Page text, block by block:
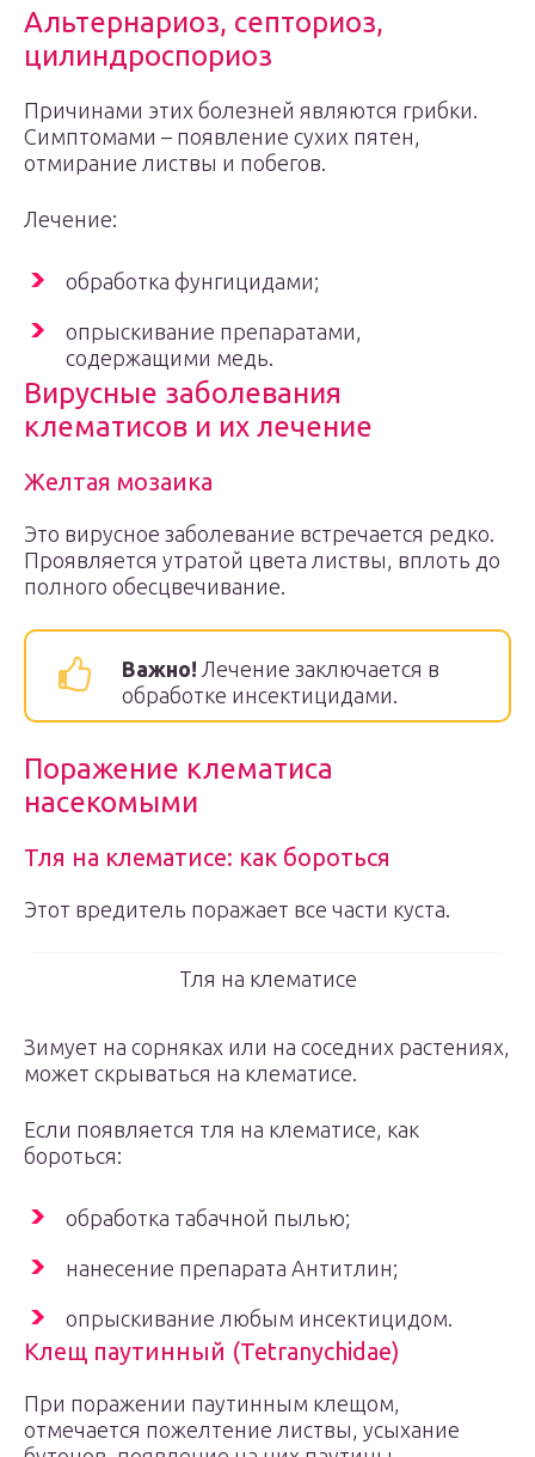
Альтернариоз, септориоз,
цилиндроспориоз
Причинами этих болезней являются грибки.
Симптомами – появление сухих пятен,
отмирание листвы и побегов.
Лечение:
обработка фунгицидами;
опрыскивание препаратами,
содержащими медь.
Вирусные заболевания
клематисов и их лечение
Желтая мозаика
Это вирусное заболевание встречается редко.
Проявляется утратой цвета листвы, вплоть до
полного обесцвечивание.
Важно! Лечение заключается в
обработке инсектицидами.
Поражение клематиса
насекомыми
Тля на клематисе: как бороться
Этот вредитель поражает все части куста.
Тля на клематисе
Зимует на сорняках или на соседних растениях,
может скрываться на клематисе.
Если появляется тля на клематисе, как
бороться:
обработка табачной пылью;
нанесение препарата Антитлин;
опрыскивание любым инсектицидом.
Клещ паутинный (Tetranychidae)
При поражении паутинным клещом,
отмечается пожелтение листвы, усыхание